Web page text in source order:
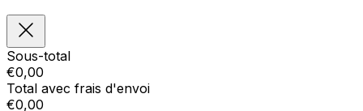
Sous-total
€0,00
Total avec frais d'envoi
€0,00